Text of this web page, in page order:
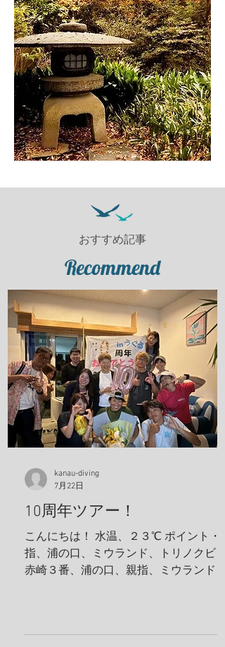
おすすめ記事
Recommend
10周年ツアー！
こんにちは！ 水温、２３℃ ポイント・親
指、浦の口、ミウランド、トリノクビ、
赤崎３番、浦の口、親指、ミウランド 見
ナダイ、トラウツボ、キンチャクガニ、
kanau-diving
7月22日